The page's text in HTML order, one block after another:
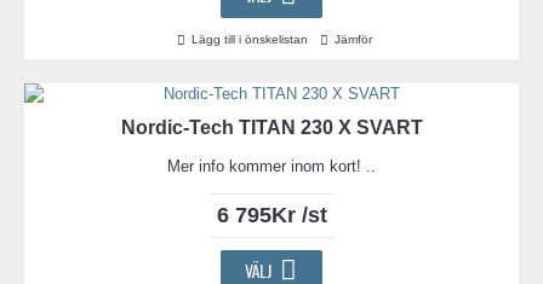
Lägg till i önskelistan Jämför
Nordic-Tech TITAN 230 X SVART
Mer info kommer inom kort! ..
6 795Kr /st
VÄLJ